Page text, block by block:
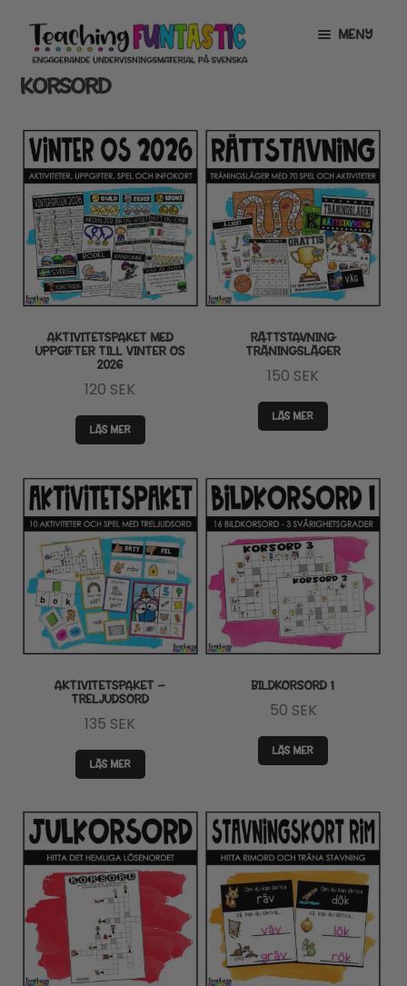
Hoppa
till
navigering
Gå
till
innehåll
MENY
INFO
MITT KONTO
GRATISMATERIAL
EXPANDERA
UNDERMENY
BUTIK
LICENSER
EXPANDERA
UNDERMENY
KORSORD
AKTIVITETSPAKET MED
UPPGIFTER TILL VINTER OS
2026
120 SEK
LÄS MER
RÄTTSTAVNING
TRÄNINGSLÄGER
150 SEK
LÄS MER
AKTIVITETSPAKET –
TRELJUDSORD
135 SEK
LÄS MER
BILDKORSORD 1
50 SEK
LÄS MER